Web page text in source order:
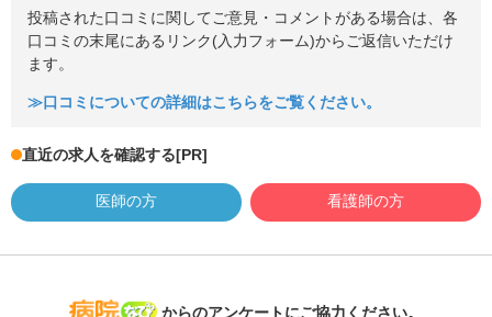
投稿された口コミに関してご意見・コメントがある場合は、各
口コミの末尾にあるリンク(入力フォーム)からご返信いただけ
ます。
≫口コミについての詳細はこちらをご覧ください。
直近の求人を確認する[PR]
医師の方 看護師の方
病院なび
からのアンケートにご協力ください。